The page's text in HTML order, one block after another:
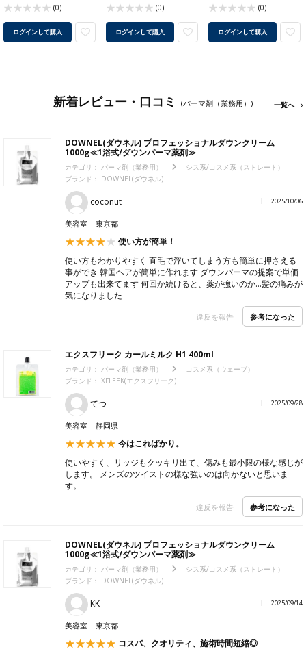
(0)
ログインして購入
(0)
ログインして購入
(0)
ログインして購入
新着レビュー・口コミ (パーマ剤（業務用）) 一覧へ
DOWNEL(ダウネル) プロフェッショナルダウンクリーム
1000g≪1浴式/ダウンパーマ薬剤≫
カテゴリ： パーマ剤（業務用）
シス系/コスメ系（ストレート）
ブランド： DOWNEL(ダウネル)
coconut 2025/10/06
美容室 東京都
使い方が簡単！
使い方もわかりやすく 直毛で浮いてしまう方も簡単に押さえる
事ができ 韓国ヘアが簡単に作れます ダウンパーマの提案で単価
アップも出来てます 何回か続けると、薬が強いのか…髪の痛みが
気になりました
違反を報告 参考になった
エクスフリーク カールミルク H1 400ml
カテゴリ： パーマ剤（業務用）
コスメ系（ウェーブ）
ブランド： XFLEEK(エクスフリーク)
てつ 2025/09/28
美容室 静岡県
今はこればかり。
使いやすく、リッジもクッキリ出て、傷みも最小限の様な感じが
します。 メンズのツイストの様な強いのは向かないと思いま
す。
違反を報告 参考になった
DOWNEL(ダウネル) プロフェッショナルダウンクリーム
1000g≪1浴式/ダウンパーマ薬剤≫
カテゴリ： パーマ剤（業務用）
シス系/コスメ系（ストレート）
ブランド： DOWNEL(ダウネル)
KK 2025/09/14
美容室 東京都
コスパ、クオリティ、施術時間短縮◎